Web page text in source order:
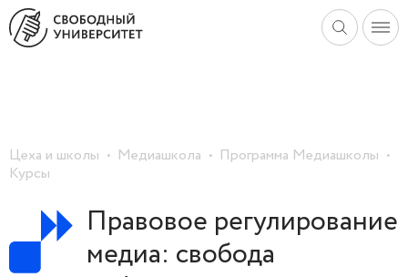
Цеха и школы Медиашкола
Программа Медиашколы
Курсы
Правовое регулирование
медиа: свобода